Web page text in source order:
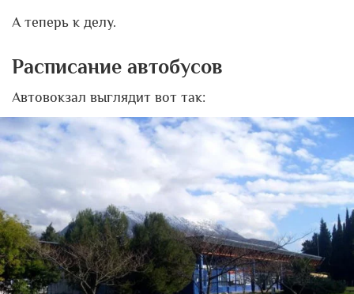
А теперь к делу.
Расписание автобусов
Автовокзал выглядит вот так: